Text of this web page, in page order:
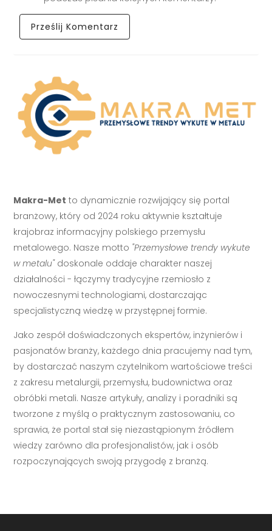
Makra-Met to dynamicznie rozwijający się portal
branżowy, który od 2024 roku aktywnie kształtuje
krajobraz informacyjny polskiego przemysłu
metalowego. Nasze motto "Przemysłowe trendy wykute
w metalu"doskonale oddaje charakter naszej
działalności - łączymy tradycyjne rzemiosło z
nowoczesnymi technologiami, dostarczając
specjalistyczną wiedzę w przystępnej formie.
Jako zespół doświadczonych ekspertów, inżynierów i
pasjonatów branży, każdego dnia pracujemy nad tym,
by dostarczać naszym czytelnikom wartościowe treści
z zakresu metalurgii, przemysłu, budownictwa oraz
obróbki metali. Nasze artykuły, analizy i poradniki są
tworzone z myślą o praktycznym zastosowaniu, co
sprawia, że portal stał się niezastąpionym źródłem
wiedzy zarówno dla profesjonalistów, jak i osób
rozpoczynających swoją przygodę z branżą.